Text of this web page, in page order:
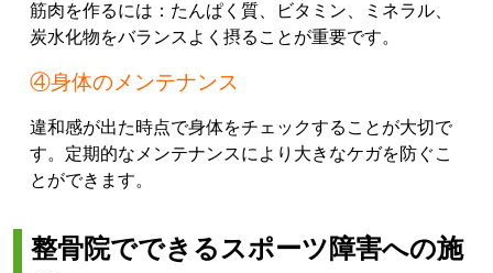
筋肉を作るには：たんぱく質、ビタミン、ミネラル、
炭水化物をバランスよく摂ることが重要です。
④身体のメンテナンス
違和感が出た時点で身体をチェックすることが大切で
す。定期的なメンテナンスにより大きなケガを防ぐこ
とができます。
整骨院でできるスポーツ障害への施